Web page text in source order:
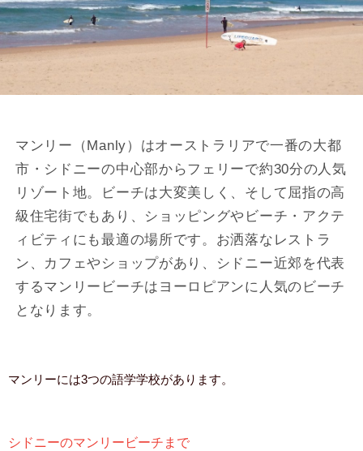
マンリー（Manly）はオーストラリアで一番の大都
市・シドニーの中心部からフェリーで約30分の人気
リゾート地。ビーチは大変美しく、そして屈指の高
級住宅街でもあり、ショッピングやビーチ・アクテ
ィビティにも最適の場所です。お洒落なレストラ
ン、カフェやショップがあり、シドニー近郊を代表
するマンリービーチはヨーロピアンに人気のビーチ
となります。
マンリーには3つの語学学校があります。
シドニーのマンリービーチまで